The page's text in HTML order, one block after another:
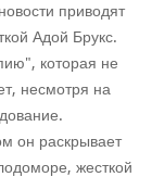
приводят
Адой Брукс.
которая не
несмотря на
он раскрывает
жесткой